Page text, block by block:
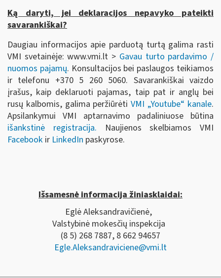
Ką daryti, jei deklaracijos nepavyko pateikti
savarankiškai?
Daugiau informacijos apie parduotą turtą galima rasti
VMI svetainėje: www.vmi.lt > Gavau turto pardavimo /
nuomos pajamų. Konsultacijos bei paslaugos teikiamos
ir telefonu +370 5 260 5060. Savarankiškai vaizdo
įrašus, kaip deklaruoti pajamas, taip pat ir anglų bei
rusų kalbomis, galima peržiūrėtiVMI „Youtube“ kanale.
Apsilankymui VMI aptarnavimo padaliniuose būtina
išankstinė registracija. Naujienos skelbiamos VMI
Facebook ir LinkedIn paskyrose.
Išsamesnė informacija žiniasklaidai:
Eglė Aleksandravičienė,
Valstybinė mokesčių inspekcija
(8 5) 268 7887, 8 662 94657
Egle.Aleksandraviciene@vmi.lt